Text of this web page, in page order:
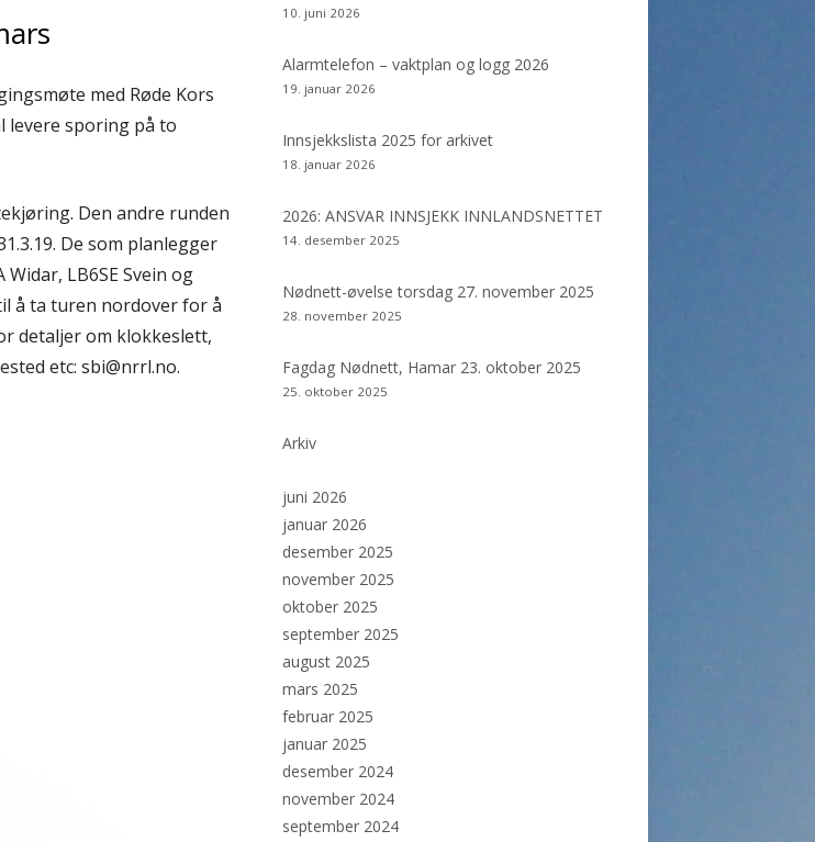
med Røde Kors
levere sporing på to
Den andre runden
De som planlegger
LB6SE Svein og
å ta turen nordover for å
detaljer om klokkeslett,
etc: sbi@nrrl.no.
10. juni 2026
Alarmtelefon – vaktplan og logg 2026
19. januar 2026
Innsjekkslista 2025 for arkivet
18. januar 2026
2026: ANSVAR INNSJEKK INNLANDSNETTET
14. desember 2025
Nødnett-øvelse torsdag 27. november 2025
28. november 2025
Fagdag Nødnett, Hamar 23. oktober 2025
25. oktober 2025
Arkiv
juni 2026
januar 2026
desember 2025
november 2025
oktober 2025
september 2025
august 2025
mars 2025
februar 2025
januar 2025
desember 2024
november 2024
september 2024